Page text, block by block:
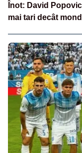
Înot: David
mai tari decât